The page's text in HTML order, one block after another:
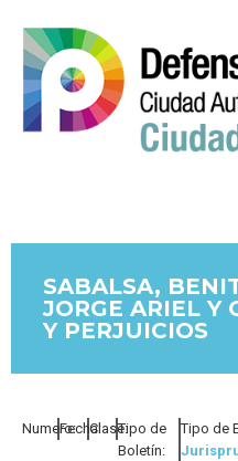
SABALSA,
JORGE ARIEL Y
Y PERJUICIOS
Numero:Fecha:Clase:Tipo de
Boletín:
Tipo de